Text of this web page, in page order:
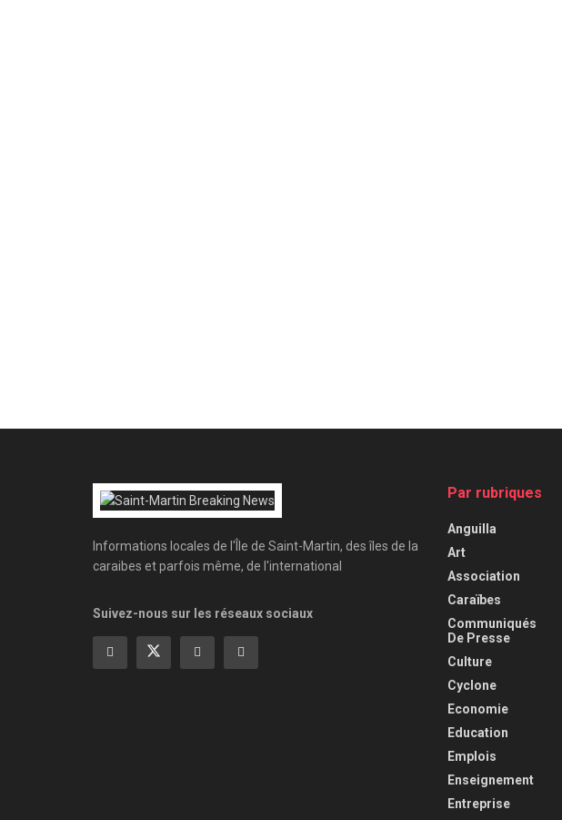
Informations locales de l'Île de Saint-Martin, des îles de la
caraibes et parfois même, de l'international
Suivez-nous sur les réseaux sociaux
Par rubriques
Anguilla
Art
Association
Caraïbes
Communiqués
De Presse
Culture
Cyclone
Economie
Education
Emplois
Enseignement
Entreprise